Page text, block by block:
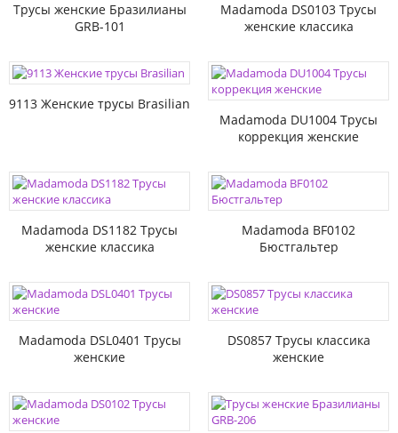
Трусы женские Бразилианы
GRB-101
Madamoda DS0103 Трусы
женские классика
9113 Женские трусы Brasilian
Madamoda DU1004 Трусы
коррекция женские
Madamoda DS1182 Трусы
женские классика
Madamoda BF0102
Бюстгальтер
Madamoda DSL0401 Трусы
женские
DS0857 Трусы классика
женские